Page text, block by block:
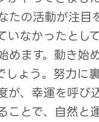
たの活動が注目
いなかったとし
めます。動き始
しょう。努力に
が、幸運を呼び
ことで、自然と